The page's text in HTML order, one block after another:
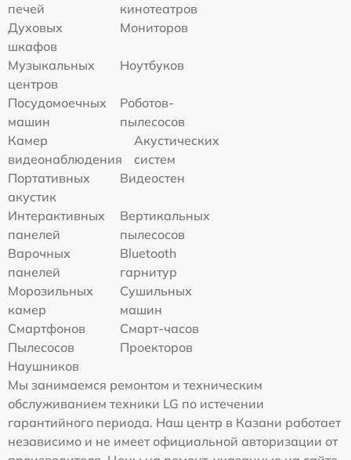
печей
кинотеатров
Духовых
шкафов
Мониторов
Музыкальных
центров
Ноутбуков
Посудомоечных
машин
Роботов-
пылесосов
Камер
видеонаблюдения
Акустических
систем
Портативных
акустик
Видеостен
Интерактивных
панелей
Вертикальных
пылесосов
Варочных
панелей
Bluetooth
гарнитур
Морозильных
камер
Сушильных
машин
Смартфонов
Смарт-часов
Пылесосов
Проекторов
Наушников
Мы занимаемся ремонтом и техническим
обслуживанием техники LG по истечении
гарантийного периода. Наш центр в Казани работает
независимо и не имеет официальной авторизации от